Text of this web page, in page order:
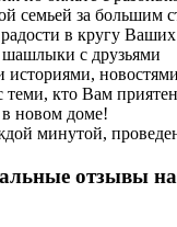
семьей за большим
в кругу
с друзьями
историями,
теми, кто Вам
новом доме!
минутой,
отзывы